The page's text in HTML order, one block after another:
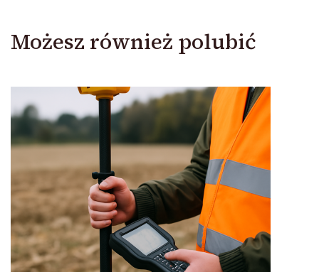
Możesz również polubić